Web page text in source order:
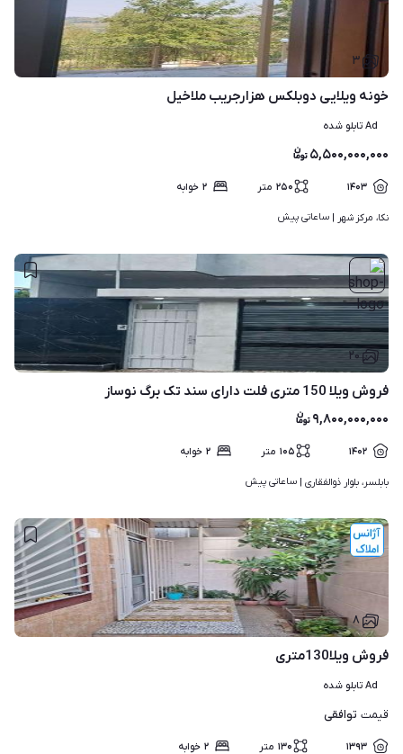
۳
خونه ویلایی دوبلکس هزارجریب ملاخیل
Ad تابلو شده
۵,۵۰۰,۰۰۰,۰۰۰
۱۴۰۳ ۲۵۰ متر ۲ خوابه
نکا، مرکز شهر | ساعاتی پیش
۲۰
فروش ویلا 150 متری فلت دارای سند تک برگ نوساز
۹,۸۰۰,۰۰۰,۰۰۰
۱۴۰۲ ۱۰۵ متر ۲ خوابه
بابلسر، بلوار ذوالفقاری | ساعاتی پیش
۸
فروش ویلا130متری
Ad تابلو شده
قیمت توافقی
۱۳۹۳ ۱۳۰ متر ۲ خوابه